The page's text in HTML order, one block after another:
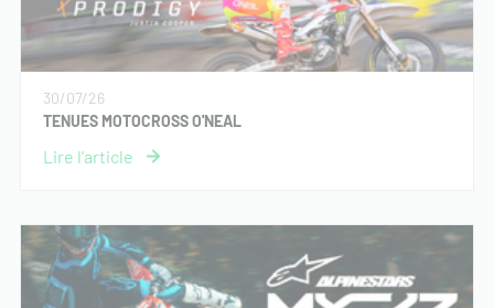
30/07/26
TENUES MOTOCROSS O'NEAL